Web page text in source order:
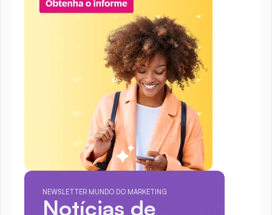
NEWSLETTER MUNDO DO MARKETING
Notícias de